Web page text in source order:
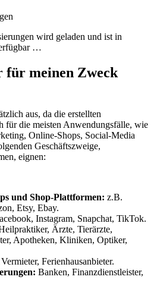
wird geladen und ist in
…
für meinen Zweck
aus, da die erstellten
für die meisten Anwendungsfälle, wie
Online-Shops, Social-Media
Geschäftszweige,
eignen:
und Shop-Plattformen: z.B.
Etsy, Ebay.
Instagram, Snapchat, TikTok.
Ärzte, Tierärzte,
Apotheken, Kliniken, Optiker,
Ferienhausanbieter.
Banken, Finanzdienstleister,